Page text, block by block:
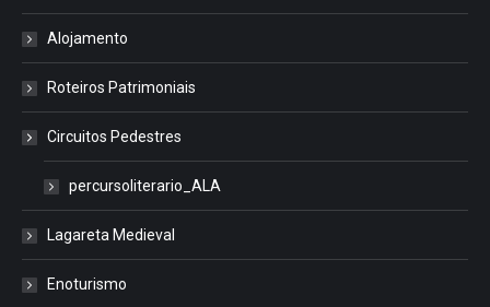
Alojamento
Roteiros Patrimoniais
Circuitos Pedestres
percursoliterario_ALA
Lagareta Medieval
Enoturismo